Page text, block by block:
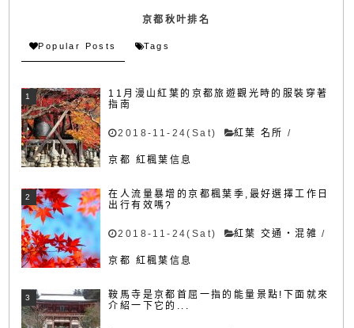
京都秋叶排名
Popular Posts Tags
11月漫山紅葉的京都旅遊觀光時的服裝穿著
指南
2018-11-24(Sat) 紅葉 名所 /
京都 紅楓葉信息
在人流量暴增的京都楓葉季,最好選擇工作日
出行有效嗎?
2018-11-24(Sat) 紅葉 交通・混雑 /
京都 紅楓葉信息
鞍馬寺是京都首屈一指的能量景點!下面就來
介紹一下它的...